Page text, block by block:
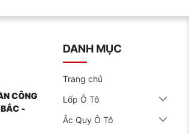
CÔNG
-
DANH MỤC
Trang chủ
Lốp Ô Tô
Ắc Quy Ô Tô